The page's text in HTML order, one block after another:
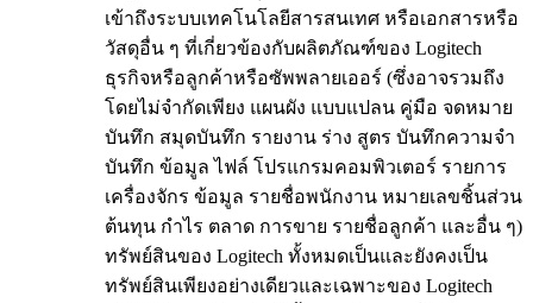
เข้าถึงระบบเทคโนโลยีสารสนเทศ หรือเอกสารหรือ
วัสดุอื่น ๆ ที่เกี่ยวข้องกับผลิตภัณฑ์ของ Logitech
ธุรกิจหรือลูกค้าหรือซัพพลายเออร์ (ซึ่งอาจรวมถึง
โดยไม่จำกัดเพียง แผนผัง แบบแปลน คู่มือ จดหมาย
บันทึก สมุดบันทึก รายงาน ร่าง สูตร บันทึกความจำ
บันทึก ข้อมูล ไฟล์ โปรแกรมคอมพิวเตอร์ รายการ
เครื่องจักร ข้อมูล รายชื่อพนักงาน หมายเลขชิ้นส่วน
ต้นทุน กำไร ตลาด การขาย รายชื่อลูกค้า และอื่น ๆ)
ทรัพย์สินของ Logitech ทั้งหมดเป็นและยังคงเป็น
ทรัพย์สินเพียงอย่างเดียวและเฉพาะของ Logitech